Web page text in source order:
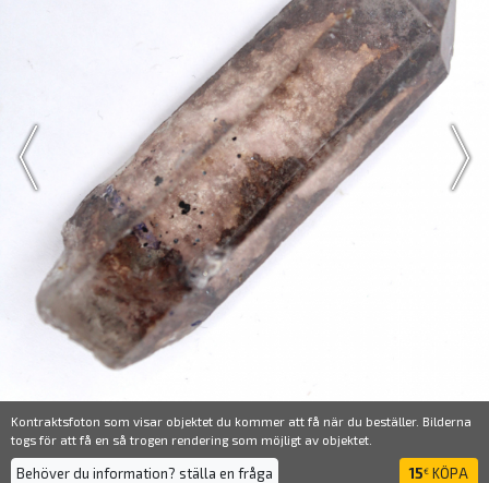
Kontraktsfoton som visar objektet du kommer att få när du beställer. Bilderna
togs för att få en så trogen rendering som möjligt av objektet.
Behöver du information? ställa en fråga 15€ KÖPA